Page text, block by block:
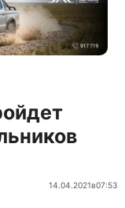
14.04.2021в07:53